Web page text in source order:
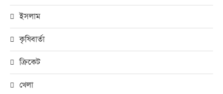
ইসলাম
কৃষিবার্তা
ক্রিকেট
খেলা